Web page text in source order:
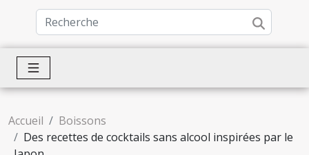
Accueil
Boissons
Des recettes de cocktails sans alcool inspirées par le